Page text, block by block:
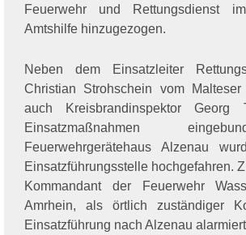
Feuerwehr und Rettungsdienst
Amtshilfe hinzugezogen.
Neben dem Einsatzleiter
Christian Strohschein vom
auch Kreisbrandinspektor
Einsatzmaßnahmen
Feuerwehrgerätehaus Alzenau
Einsatzführungsstelle hochgefahren.
Kommandant der Feuerwehr
Amrhein, als örtlich zuständiger
Einsatzführung nach Alzenau